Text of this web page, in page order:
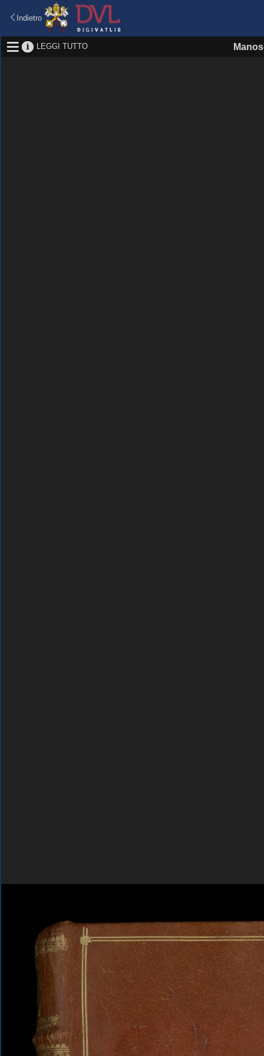
Indietro
LEGGI TUTTO